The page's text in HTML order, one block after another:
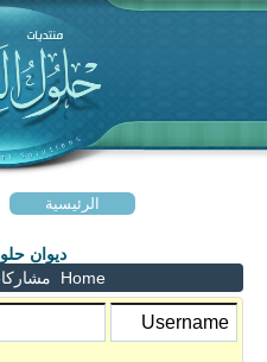
الرئيسية
ديوان
Home